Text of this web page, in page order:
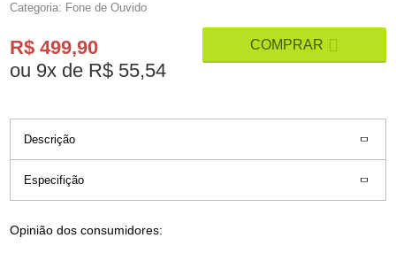
Categoria: Fone de Ouvido
R$ 499,90
ou 9x de R$ 55,54
Descrição
Especifição
Opinião dos consumidores: